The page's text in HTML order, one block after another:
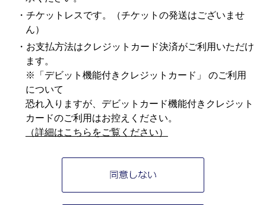
・チケットレスです。（チケットの発送はございませ
ん）
・お支払方法はクレジットカード決済がご利用いただけ
ます。
※「デビット機能付きクレジットカード」 のご利用
について
恐れ入りますが、デビットカード機能付きクレジット
カードのご利用はお控えください。
（詳細はこちらをご覧ください）